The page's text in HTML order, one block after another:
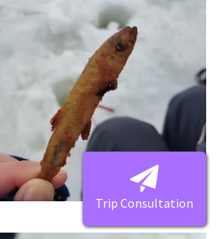
Trip Consultation